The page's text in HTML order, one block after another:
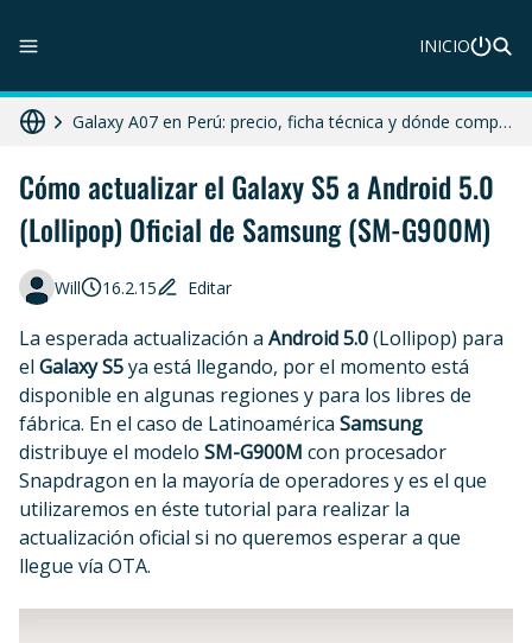
INICIO
Galaxy A07 en Perú: precio, ficha técnica y dónde comprar
Cómo actualizar el Galaxy S5 a Android 5.0
(Lollipop) Oficial de Samsung (SM-G900M)
Will 16.2.15 Editar
La esperada actualización a Android 5.0(Lollipop) para
el Galaxy S5ya está llegando, por el momento está
disponible en algunas regiones y para los libres de
fábrica. En el caso de Latinoamérica Samsung
distribuye el modelo SM-G900M con procesador
Snapdragon en la mayoría de operadores y es el que
utilizaremos en éste tutorial para realizar la
actualización oficial si no queremos esperar a que
llegue vía OTA.